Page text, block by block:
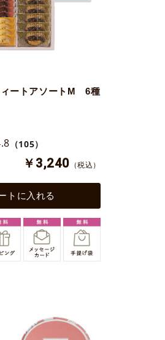
ィートアソートM 6種
（105）
￥3,240 （税込）
トに入れる